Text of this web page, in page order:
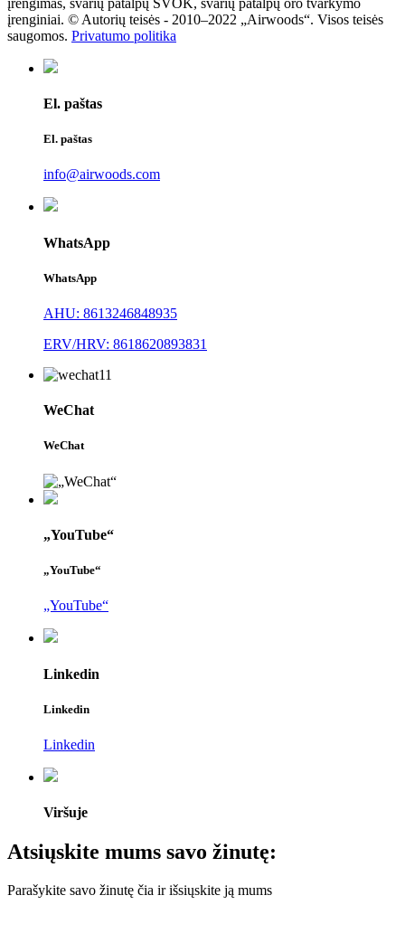
įrenginiai. © Autorių teisės - 2010–2022 „Airwoods“. Visos teisės
saugomos. Privatumo politika
El. paštas
El. paštas
info@airwoods.com
WhatsApp
WhatsApp
AHU: 8613246848935
ERV/HRV: 8618620893831
WeChat
WeChat
„YouTube“
„YouTube“
„YouTube“
Linkedin
Linkedin
Linkedin
Viršuje
Atsiųskite mums savo žinutę:
Parašykite savo žinutę čia ir išsiųskite ją mums